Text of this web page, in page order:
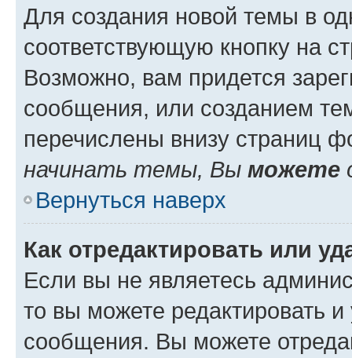
Для создания новой темы в
соответствующую кнопку на
Возможно, вам придется
сообщения, или созданием
перечислены внизу страниц
начинать темы, Вы можете
Вернуться наверх
Как отредактировать или
Если вы не являетесь
то вы можете редактировать
сообщения. Вы можете